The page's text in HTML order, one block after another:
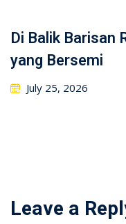
Di Balik Barisan
yang Bersemi
July 25, 2026
Leave a